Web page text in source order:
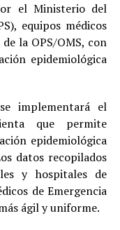
el Ministerio del
equipos médicos
la OPS/OMS, con
epidemiológica
implementará el
que permite
epidemiológica
datos recopilados
y hospitales de
de Emergencia
ágil y uniforme.